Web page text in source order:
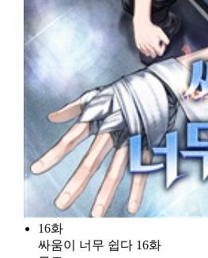
16화
싸움이 너무 쉽다 16화